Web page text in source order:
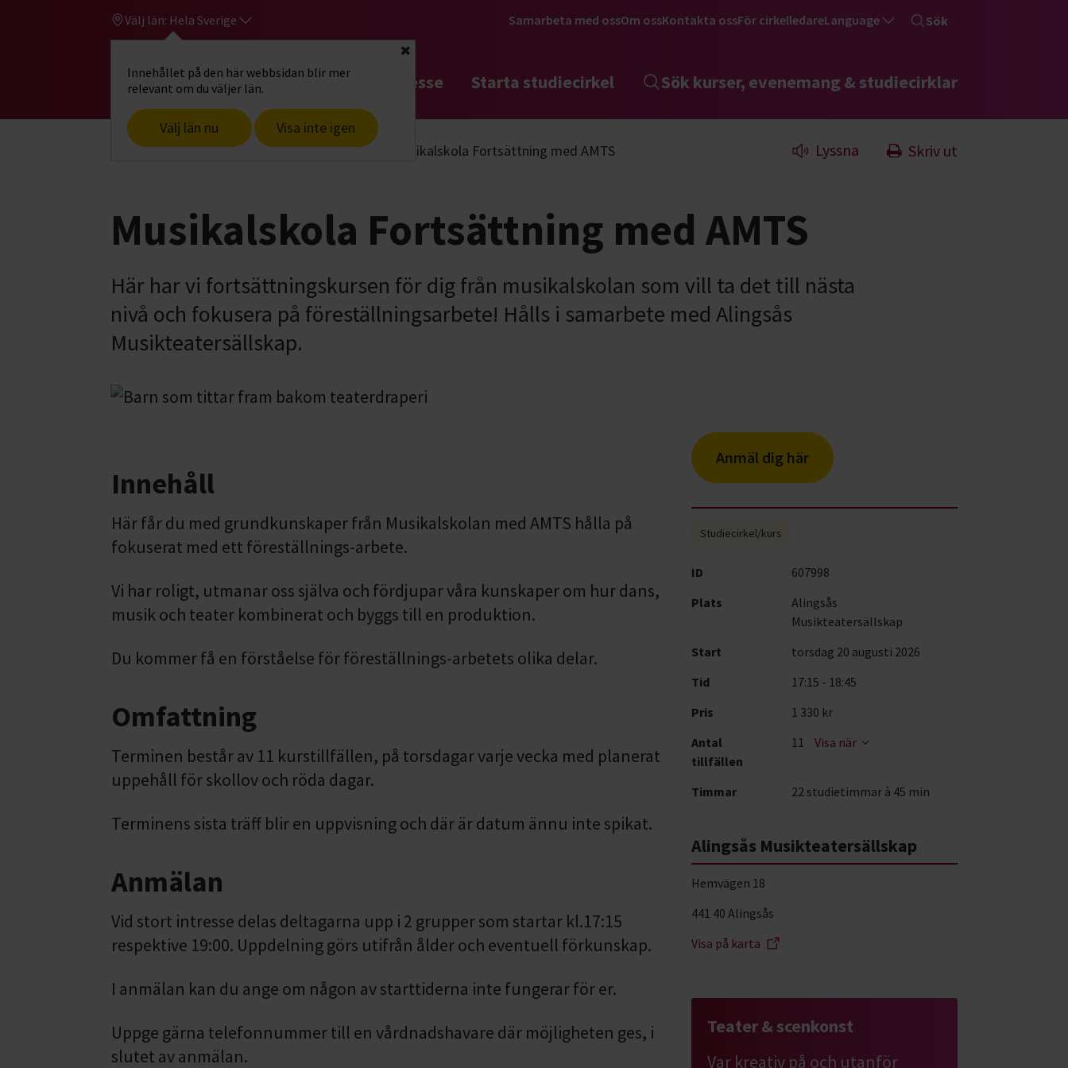
Välj län: Hela Sverige
Innehållet på den här webbsidan blir mer
relevant om du väljer län.
Välj län nu Visa inte igen
Stäng
Samarbeta med ossOm ossKontakta ossFör cirkelledareLanguage Sök
Gå till studiefrämjandets startsidaHitta intresse Starta studiecirkel Sök kurser, evenemang & studiecirklar
Start Hitta intresse Teater & scenkonst Musikalskola Fortsättning med AMTS Lyssna Skriv ut
Musikalskola Fortsättning med AMTS
Här har vi fortsättningskursen för dig från musikalskolan som vill ta det till nästa
nivå och fokusera på föreställningsarbete! Hålls i samarbete med Alingsås
Musikteatersällskap.
Innehåll
Här får du med grundkunskaper från Musikalskolan med AMTS hålla på
fokuserat med ett föreställnings-arbete.
Vi har roligt, utmanar oss själva och fördjupar våra kunskaper om hur dans,
musik och teater kombinerat och byggs till en produktion.
Du kommer få en förståelse för föreställnings-arbetets olika delar.
Omfattning
Terminen består av 11 kurstillfällen, på torsdagar varje vecka med planerat
uppehåll för skollov och röda dagar.
Terminens sista träff blir en uppvisning och där är datum ännu inte spikat.
Anmälan
Vid stort intresse delas deltagarna upp i 2 grupper som startar kl.17:15
respektive 19:00. Uppdelning görs utifrån ålder och eventuell förkunskap.
I anmälan kan du ange om någon av starttiderna inte fungerar för er.
Uppge gärna telefonnummer till en vårdnadshavare där möjligheten ges, i
slutet av anmälan.
Anmäl dig här
Studiecirkel/kurs
ID
607998
Plats
Alingsås
Musikteatersällskap
Start
torsdag 20 augusti 2026
Tid
17:15 - 18:45
Pris
1 330 kr
Antal
tillfällen
11 Visa när
Timmar 22 studietimmar à 45 min
Alingsås Musikteatersällskap
Hemvägen 18
441 40 Alingsås
Visa på karta
Teater & scenkonst
Var kreativ på och utanför